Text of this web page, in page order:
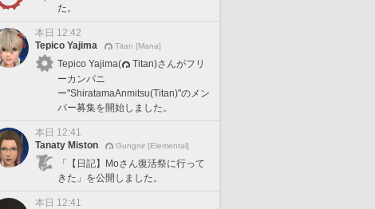
た。
本日 12:42
Tepico Yajima
Titan [Mana]
Tepico Yajima(
Titan)さんがフリ
ーカンパニ
ー"ShiratamaAnmitsu(Titan)"のメン
バー募集を開始しました。
本日 12:41
Tanaty Miston
Gungnir [Elemental]
「【日記】Moさん復活祭に行って
きた」を公開しました。
本日 12:41